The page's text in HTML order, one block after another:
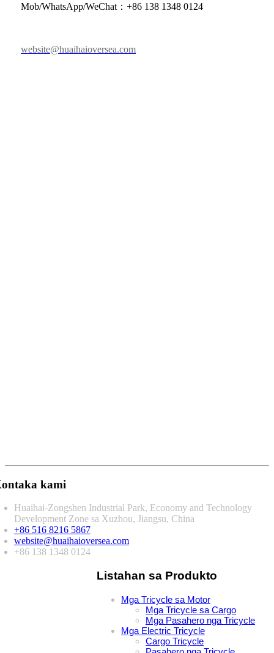
Mob/WhatsApp/WeChat：+86 138 1348 0124
website@huaihaioversea.com
kami
Huaihai-Zongshen Industrial Park, Economy and Technology
Development Zone sa Xuzhou, Jiangsu, China
+86 516 8216 5867
website@huaihaioversea.com
+86 138 1348 0124
Listahan sa Produkto
Mga Tricycle sa Motor
Mga Tricycle sa Cargo
Mga Pasahero nga Tricycle
Mga Electric Tricycle
Cargo Tricycle